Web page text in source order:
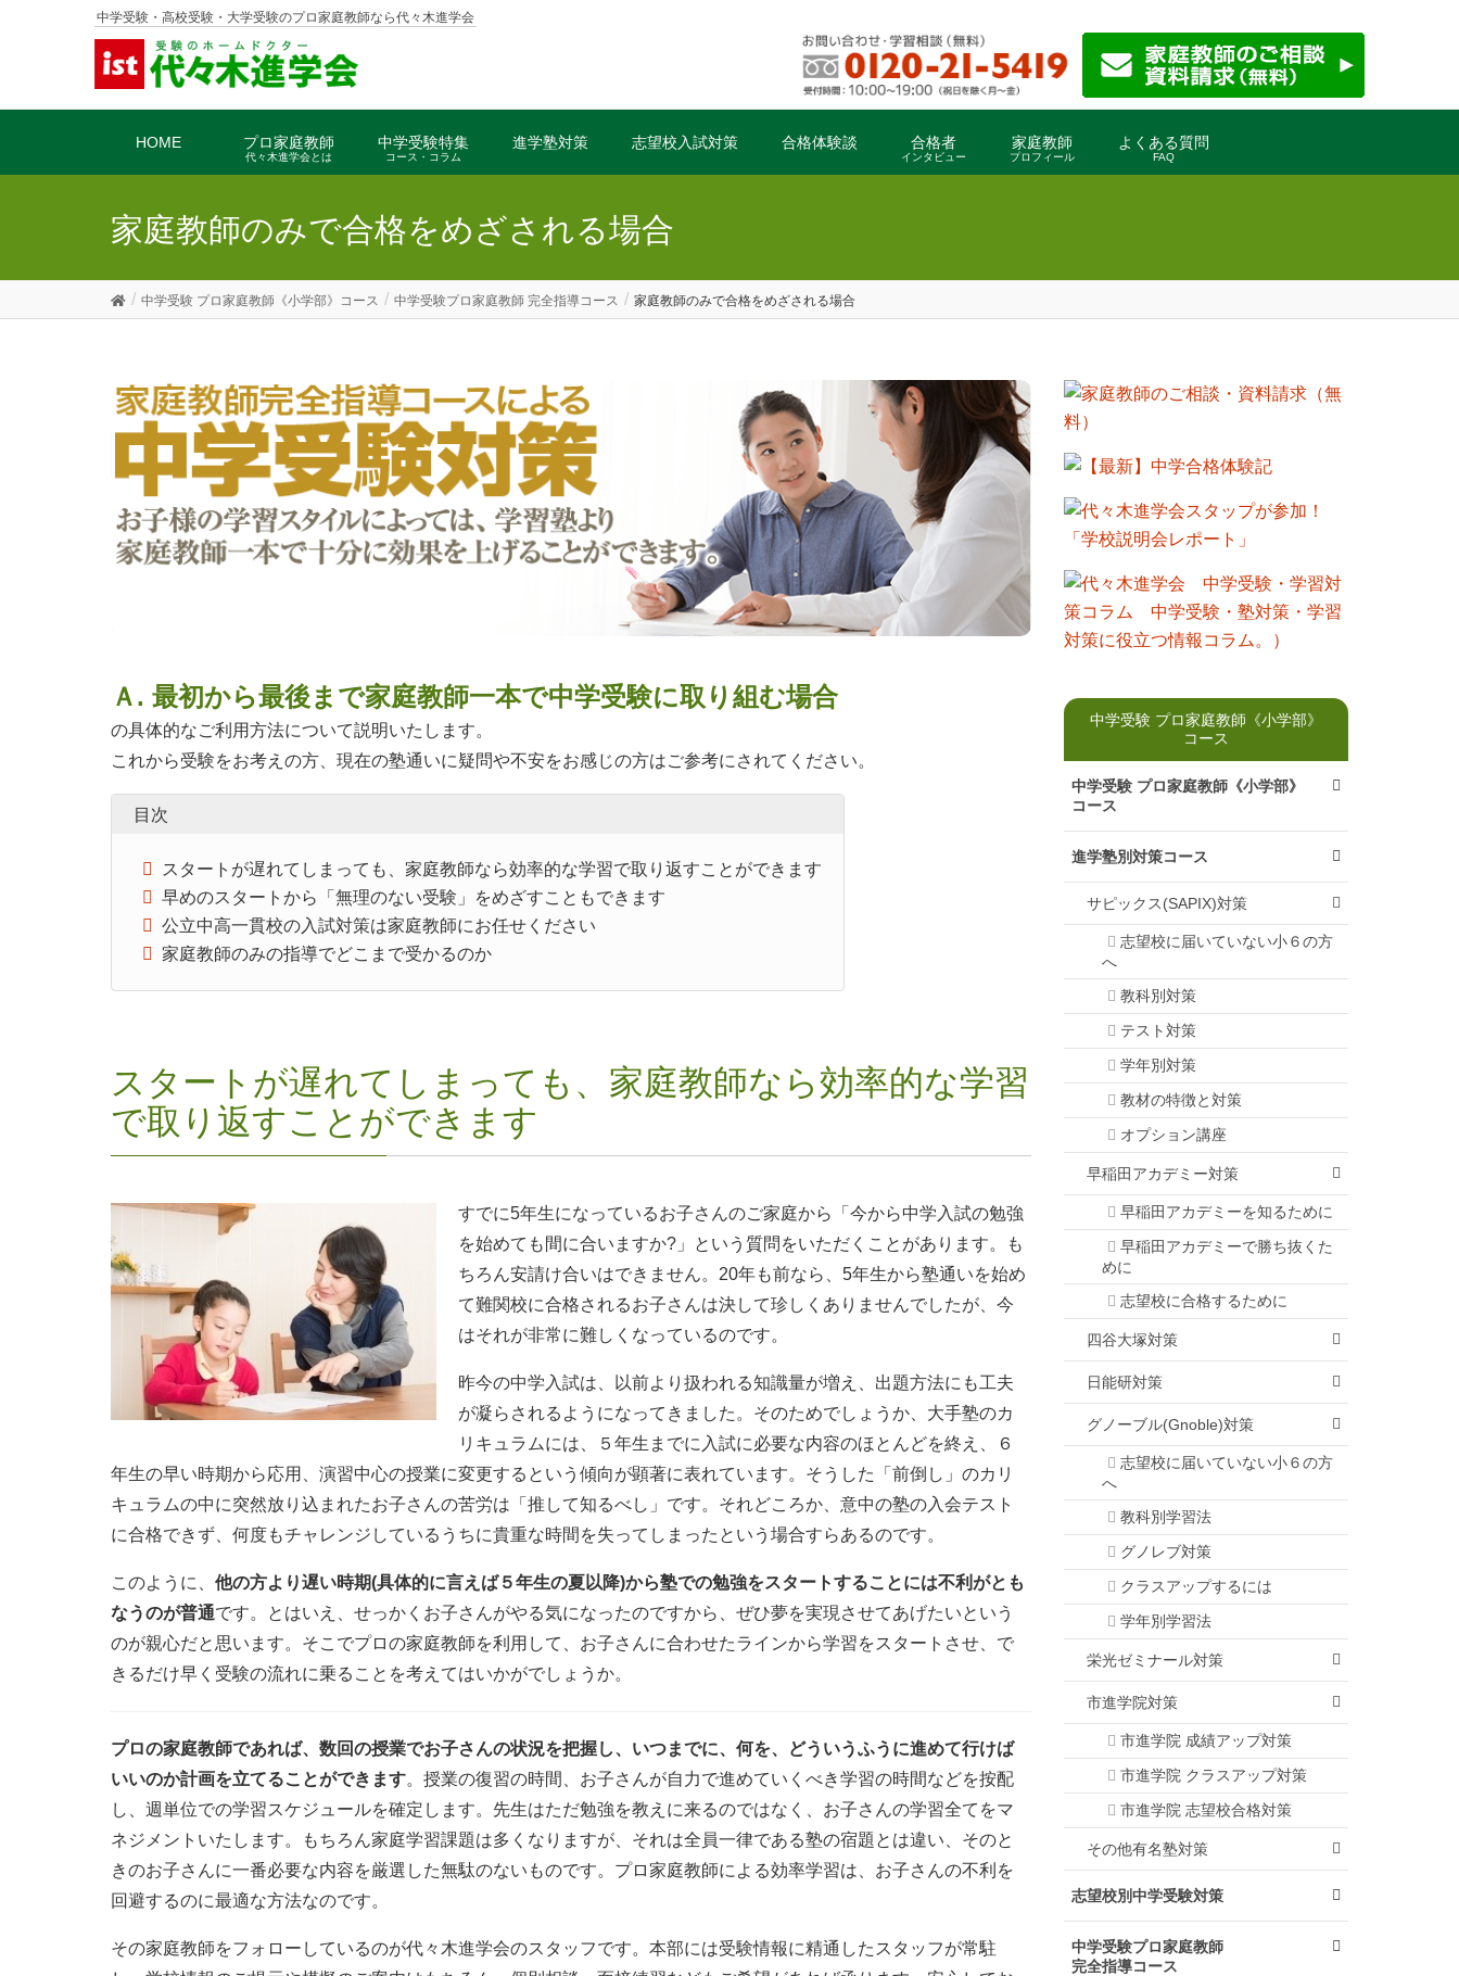
中学受験・高校受験・大学受験のプロ家庭教師なら代々木進学会
HOME プロ家庭教師
代々木進学会とは
中学受験特集
コース・コラム
進学塾対策 志望校入試対策 合格体験談 合格者
インタビュー
家庭教師
プロフィール
よくある質問
FAQ
家庭教師のみで合格をめざされる場合
中学受験 プロ家庭教師《小学部》コース 中学受験プロ家庭教師 完全指導コース 家庭教師のみで合格をめざされる場合
Ａ. 最初から最後まで家庭教師一本で中学受験に取り組む場合
の具体的なご利用方法について説明いたします。
これから受験をお考えの方、現在の塾通いに疑問や不安をお感じの方はご参考にされてください。
目次
スタートが遅れてしまっても、家庭教師なら効率的な学習で取り返すことができます
早めのスタートから「無理のない受験」をめざすこともできます
公立中高一貫校の入試対策は家庭教師にお任せください
家庭教師のみの指導でどこまで受かるのか
スタートが遅れてしまっても、家庭教師なら効率的な学習
で取り返すことができます
すでに5年生になっているお子さんのご家庭から「今から中学入試の勉強
を始めても間に合いますか?」という質問をいただくことがあります。も
ちろん安請け合いはできません。20年も前なら、5年生から塾通いを始め
て難関校に合格されるお子さんは決して珍しくありませんでしたが、今
はそれが非常に難しくなっているのです。
昨今の中学入試は、以前より扱われる知識量が増え、出題方法にも工夫
が凝らされるようになってきました。そのためでしょうか、大手塾のカ
リキュラムには、５年生までに入試に必要な内容のほとんどを終え、６
年生の早い時期から応用、演習中心の授業に変更するという傾向が顕著に表れています。そうした「前倒し」のカリ
キュラムの中に突然放り込まれたお子さんの苦労は「推して知るべし」です。それどころか、意中の塾の入会テスト
に合格できず、何度もチャレンジしているうちに貴重な時間を失ってしまったという場合すらあるのです。
このように、 他の方より遅い時期(具体的に言えば５年生の夏以降)から塾での勉強をスタートすることには不利がとも
なうのが普通です。とはいえ、せっかくお子さんがやる気になったのですから、ぜひ夢を実現させてあげたいという
のが親心だと思います。そこでプロの家庭教師を利用して、お子さんに合わせたラインから学習をスタートさせ、で
きるだけ早く受験の流れに乗ることを考えてはいかがでしょうか。
プロの家庭教師であれば、数回の授業でお子さんの状況を把握し、いつまでに、何を、どういうふうに進めて行けば
いいのか計画を立てることができます。授業の復習の時間、お子さんが自力で進めていくべき学習の時間などを按配
し、週単位での学習スケジュールを確定します。先生はただ勉強を教えに来るのではなく、お子さんの学習全てをマ
ネジメントいたします。もちろん家庭学習課題は多くなりますが、それは全員一律である塾の宿題とは違い、そのと
きのお子さんに一番必要な内容を厳選した無駄のないものです。プロ家庭教師による効率学習は、お子さんの不利を
回避するのに最適な方法なのです。
その家庭教師をフォローしているのが代々木進学会のスタッフです。本部には受験情報に精通したスタッフが常駐
中学受験 プロ家庭教師《小学部》
コース
中学受験 プロ家庭教師《小学部》
コース
進学塾別対策コース
サピックス(SAPIX)対策
志望校に届いていない小６の方
へ
教科別対策
テスト対策
学年別対策
教材の特徴と対策
オプション講座
早稲田アカデミー対策
早稲田アカデミーを知るために
早稲田アカデミーで勝ち抜くた
めに
志望校に合格するために
四谷大塚対策
日能研対策
グノーブル(Gnoble)対策
志望校に届いていない小６の方
へ
教科別学習法
グノレブ対策
クラスアップするには
学年別学習法
栄光ゼミナール対策
市進学院対策
市進学院 成績アップ対策
市進学院 クラスアップ対策
市進学院 志望校合格対策
その他有名塾対策
志望校別中学受験対策
中学受験プロ家庭教師
完全指導コース